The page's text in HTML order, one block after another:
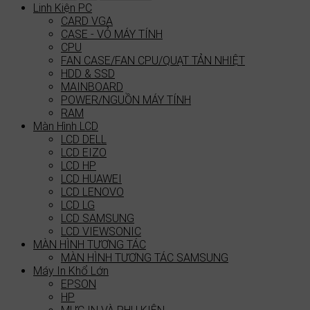
Linh Kiện PC
CARD VGA
CASE - VỎ MÁY TÍNH
CPU
FAN CASE/FAN CPU/QUẠT TẢN NHIỆT
HDD & SSD
MAINBOARD
POWER/NGUỒN MÁY TÍNH
RAM
Màn Hình LCD
LCD DELL
LCD EIZO
LCD HP
LCD HUAWEI
LCD LENOVO
LCD LG
LCD SAMSUNG
LCD VIEWSONIC
MÀN HÌNH TƯƠNG TÁC
MÀN HÌNH TƯƠNG TÁC SAMSUNG
Máy In Khổ Lớn
EPSON
HP